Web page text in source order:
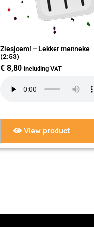
Ziesjoem! – Lekker menneke
(2:53)
€ 8,80 including VAT
View product